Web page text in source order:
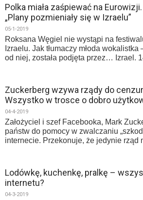
Polka miała zaśpiewać na
„Plany pozmieniały się w Izraelu”
05-1-2019
Roksana Węgiel nie wystąpi na
Izraelu. Jak tłumaczy młoda
od niej, została podjęta przez… Izrael.
Zuckerberg wzywa rządy do
Wszystko w trosce o dobro
04-4-2019
Założyciel i szef Facebooka, Mark
państw do pomocy w zwalczaniu
internecie. Przekonuje, że jedynie rząd
Lodówkę, kuchenkę, pralkę –
internetu?
04-3-2019